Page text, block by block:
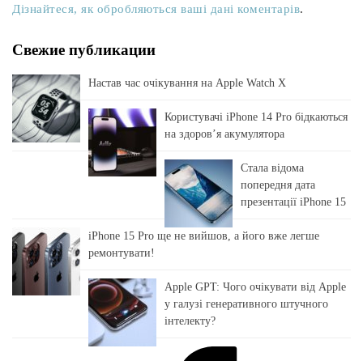
Дізнайтеся, як обробляються ваші дані коментарів.
Свежие публикации
Настав час очікування на Apple Watch X
Користувачі iPhone 14 Pro бідкаються
на здоровʼя акумулятора
Стала відома
попередня дата
презентації iPhone 15
iPhone 15 Pro ще не вийшов, а його вже легше
ремонтувати!
Apple GPT: Чого очікувати від Apple
у галузі генеративного штучного
інтелекту?